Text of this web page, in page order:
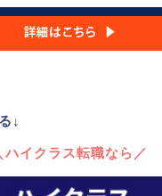
↓
ハイクラス転職なら／